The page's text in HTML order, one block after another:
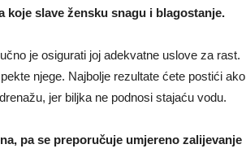
slave žensku snagu i blagostanje.
je osigurati joj adekvatne uslove za rast.
njege. Najbolje rezultate ćete postići ako
jer biljka ne podnosi stajaću vodu.
pa se preporučuje umjereno zalijevanje